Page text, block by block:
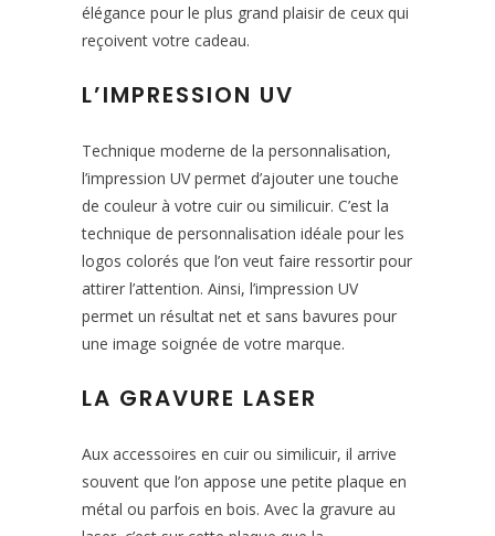
élégance pour le plus grand plaisir de ceux qui
reçoivent votre cadeau.
L’IMPRESSION UV
Technique moderne de la personnalisation,
l’impression UV permet d’ajouter une touche
de couleur à votre cuir ou similicuir. C’est la
technique de personnalisation idéale pour les
logos colorés que l’on veut faire ressortir pour
attirer l’attention. Ainsi, l’impression UV
permet un résultat net et sans bavures pour
une image soignée de votre marque.
LA GRAVURE LASER
Aux accessoires en cuir ou similicuir, il arrive
souvent que l’on appose une petite plaque en
métal ou parfois en bois. Avec la gravure au